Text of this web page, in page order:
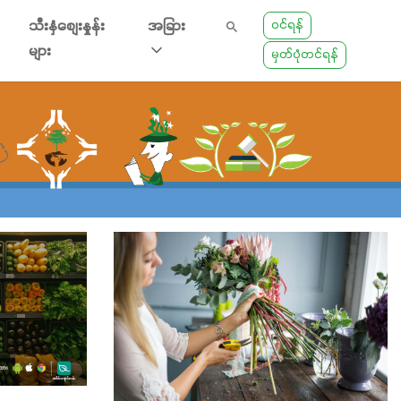
သီးနှံစျေးနှုန်း
များ
အခြား
ဝင်ရန်
မှတ်ပုံတင်ရန်